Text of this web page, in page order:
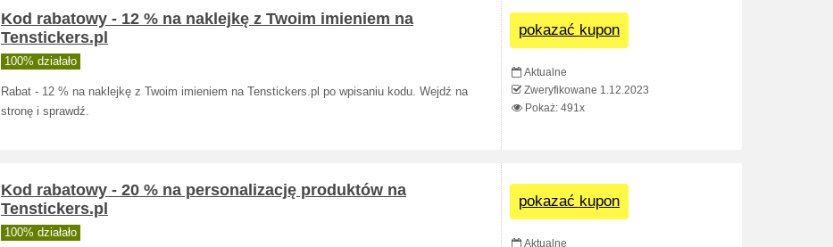
Kod rabatowy - 12 % na naklejkę z Twoim imieniem na
Tenstickers.pl
100% działało
Rabat - 12 % na naklejkę z Twoim imieniem na Tenstickers.pl po wpisaniu kodu. Wejdź na
stronę i sprawdź.
pokazać kupon
Aktualne
Zweryfikowane 1.12.2023
Pokaż: 491x
Kod rabatowy - 20 % na personalizację produktów na
Tenstickers.pl
100% działało
pokazać kupon
Aktualne